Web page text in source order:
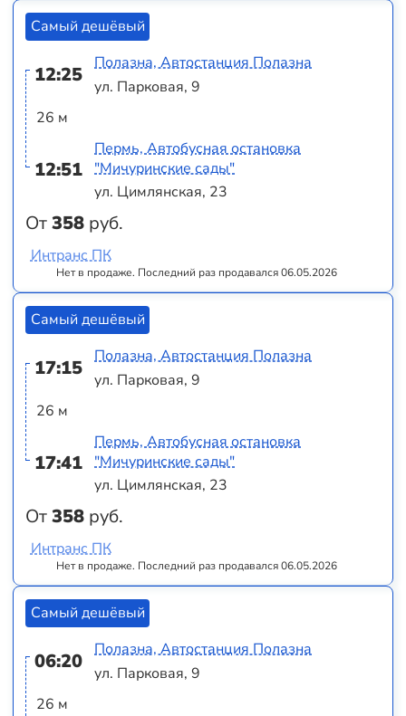
Самый дешёвый
12:25
26 м
12:51
От358 руб.
Полазна, Автостанция Полазна
ул. Парковая, 9
Пермь, Автобусная остановка
"Мичуринские сады"
ул. Цимлянская, 23
Нет в продаже. Последний раз продавался 06.05.2026
Интранс ПК
Самый дешёвый
17:15
26 м
17:41
От358 руб.
Полазна, Автостанция Полазна
ул. Парковая, 9
Пермь, Автобусная остановка
"Мичуринские сады"
ул. Цимлянская, 23
Нет в продаже. Последний раз продавался 06.05.2026
Интранс ПК
Самый дешёвый
06:20
26 м
Полазна, Автостанция Полазна
ул. Парковая, 9